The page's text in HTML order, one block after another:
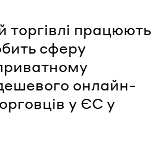
торгівлі працюють
сферу
онлайн-
у ЄС у